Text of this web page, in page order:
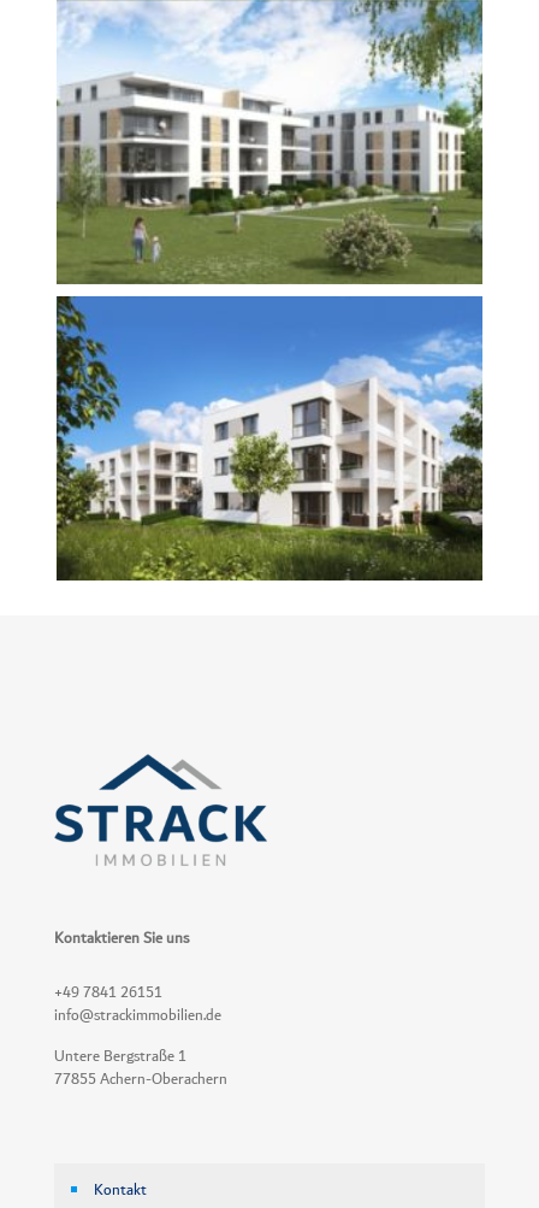
Kontaktieren Sie uns
+49 7841 26151
info@strackimmobilien.de
Untere Bergstraße 1
77855 Achern-Oberachern
Kontakt